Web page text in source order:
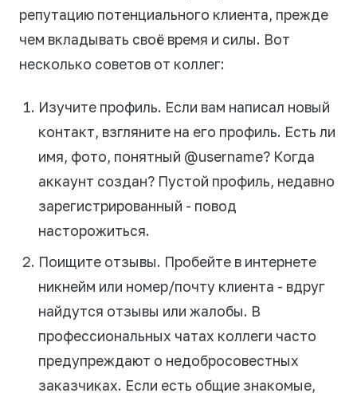
репутацию потенциального клиента, прежде
чем вкладывать своё время и силы. Вот
несколько советов от коллег:
Изучите профиль. Если вам написал новый
контакт, взгляните на его профиль. Есть ли
имя, фото, понятный @username? Когда
аккаунт создан? Пустой профиль, недавно
зарегистрированный - повод
насторожиться.
Поищите отзывы. Пробейте в интернете
никнейм или номер/почту клиента - вдруг
найдутся отзывы или жалобы. В
профессиональных чатах коллеги часто
предупреждают о недобросовестных
заказчиках. Если есть общие знакомые,